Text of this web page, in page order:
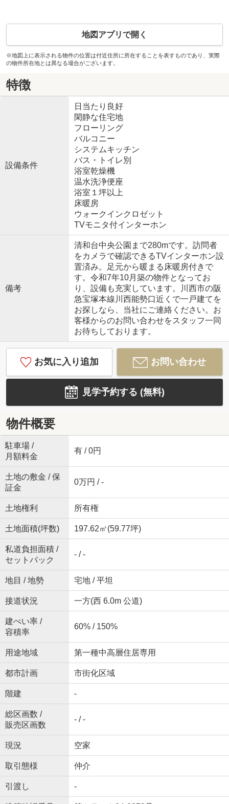
地図アプリで開く
※地図上に表示される物件の位置は付近住所に所在することを表すものであり、実際
の物件所在地とは異なる場合がございます。
特徴
設備条件
日当たり良好
閑静な住宅地
フローリング
バルコニー
システムキッチン
バス・トイレ別
浴室乾燥機
温水洗浄便座
浴室１坪以上
床暖房
ウォークインクロゼット
TVモニタ付インターホン
備考
清和台中央公園まで280mです。訪問者
をカメラで確認できるTVインターホン設
置済み。足元から暖まる床暖房付きで
す。令和7年10月築の物件となってお
り、設備も充実しています。川西市の阪
急宝塚本線川西能勢口近くで一戸建てを
お探しなら、当社にご連絡ください。お
客様からのお問い合わせをスタッフ一同
お待ちしております。
お気に入り追加 お問い合わせ
見学予約する (無料)
物件概要
駐車場 /
月額料金
有 / 0円
土地の敷金 / 保
証金
0万円 / -
土地権利 所有権
土地面積(坪数) 197.62㎡(59.77坪)
私道負担面積 /
セットバック
- / -
地目 / 地勢 宅地 / 平坦
接道状況 一方(西 6.0m 公道)
建ぺい率 /
容積率
60% / 150%
用途地域 第一種中高層住居専用
都市計画 市街化区域
階建 -
総区画数 /
販売区画数
- / -
現況 空家
取引態様 仲介
引渡し -